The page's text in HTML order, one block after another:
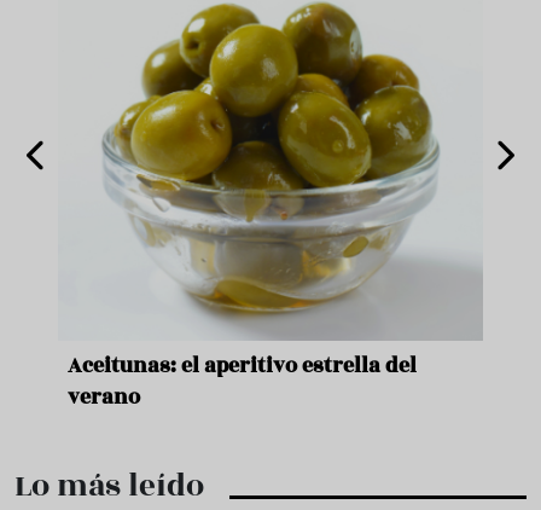
Aceitunas: el aperitivo estrella del
verano
Lo más leído